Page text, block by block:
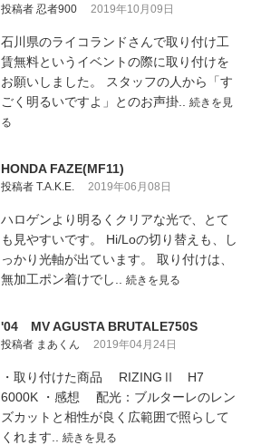
投稿者 忍者900 2019年10月09日
石川県のライコランドさんで取り付け工
賃無料というイベントの際に取り付けを
お願いしました。 スタッフの人から「す
ごく明るいですよ」とのお声掛.. 続きを見
る
HONDA FAZE(MF11)
投稿者 T.A.K.E. 2019年06月08日
ハロゲンより明るくクリアな光で、とて
も見やすいです。 Hi/Loの切り替えも、し
っかり光軸が出ています。 取り付けは、
無加工ポン着けでし.. 続きを見る
'04 MV AGUSTA BRUTALE750S
投稿者 まあくん 2019年04月24日
・取り付けた商品 RIZINGⅡ H7
6000K ・感想 配光：ブルターレのレン
ズカットと相性が良く広範囲で照らして
くれます.. 続きを見る